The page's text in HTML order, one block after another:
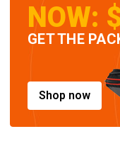
NOW:
GET THE
Shop now